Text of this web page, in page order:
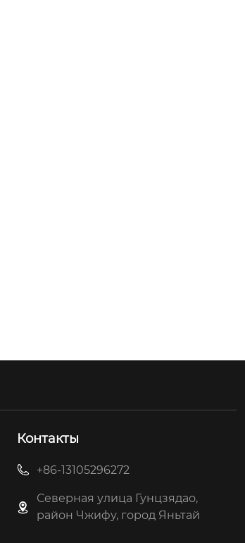
Контакты
+86-13105296272
Северная улица Гунцзядао,
район Чжифу, город Яньтай